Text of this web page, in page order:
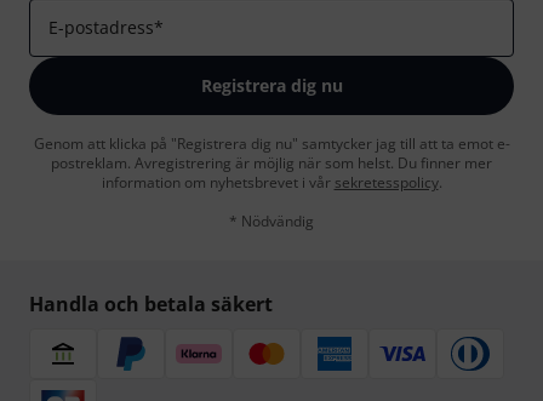
E-postadress*
Registrera dig nu
Genom att klicka på "Registrera dig nu" samtycker jag till att ta emot e-
postreklam. Avregistrering är möjlig när som helst. Du finner mer
information om nyhetsbrevet i vår sekretesspolicy.
* Nödvändig
Handla och betala säkert